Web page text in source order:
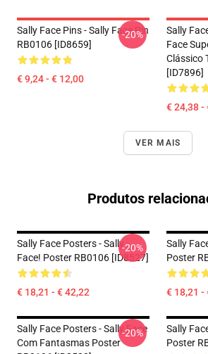
Sally Face Pins - Sally Face Pin
RB0106 [ID8659]
€ 9,24 - € 12,00
-20%
Sally
Face
Clássico
[ID7896]
€ 24,38 -
VER MAIS
Produtos
Sally Face Posters - Sally
Face! Poster RB0106 [ID8527]
€ 18,21 - € 42,22
-20%
Sally
Poster
€ 18,21 -
Sally Face Posters - Sally Face
Com Fantasmas Poster
-20%
Sally
Poster